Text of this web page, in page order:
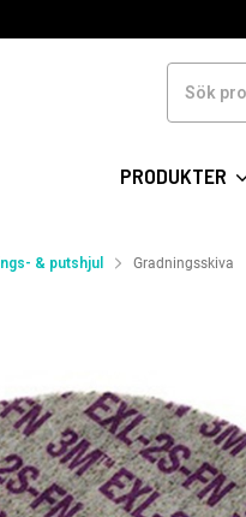
produkt
PRODUKTER
& putshjul Gradningsskiva